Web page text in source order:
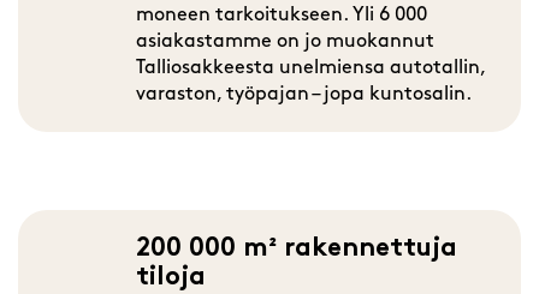
moneen tarkoitukseen. Yli 6 000
asiakastamme on jo muokannut
Talliosakkeesta unelmiensa autotallin,
varaston, työpajan – jopa kuntosalin.
200 000 m² rakennettuja
tiloja